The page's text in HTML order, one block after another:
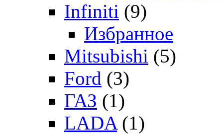
Infiniti (9)
Избранное
Mitsubishi (5)
Ford (3)
ГАЗ (1)
LADA (1)